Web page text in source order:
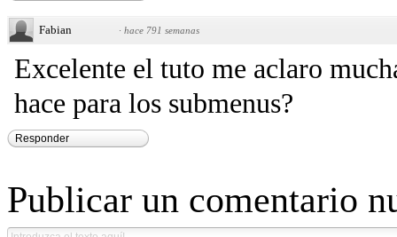
Fabian · hace 791 semanas
Excelente el tuto me aclaro
hace para los submenus?
Responder
Publicar un comentario